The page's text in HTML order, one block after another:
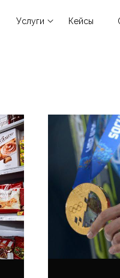
Услуги
безопасность
Гиперконвергентная
инфраструктура (HCI)
Инфраструктурные
решения
Кейсы